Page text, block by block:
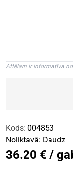
Attēlam ir informatīva
Kods: 004853
Noliktavā: Daudz
36.20 € /